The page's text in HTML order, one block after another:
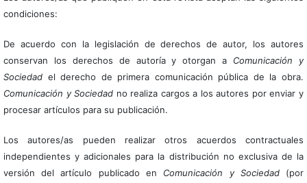
condiciones:
De acuerdo con la legislación de derechos de autor, los autores
conservan los derechos de autoría y otorgan a Comunicación y
Sociedadel derecho de primera comunicación pública de la obra.
Comunicación y Sociedad no realiza cargos a los autores por enviar y
procesar artículos para su publicación.
Los autores/as pueden realizar otros acuerdos contractuales
independientes y adicionales para la distribución no exclusiva de la
versión del artículo publicado en Comunicación y Sociedad(por